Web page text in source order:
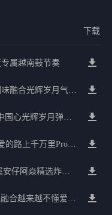
下载
属越南鼓节奏
经典好歌梦里水乡祝你平安金曲回味融合光辉岁月气氛中文兄弟串烧
中英文ClubDance慢慢嗨碰撞我的中国心光辉岁月弹鼓车载
夜店必放电鼓House外文超嗨联合爱的路上千万里Prog包房漫步上头
炸场EDM音乐大赛魅音街同步岑溪安仔阿焱精选炸场歌路串烧
全国粤语Club音乐送兄弟实录串烧融合越来越不懂爱的哲学遗憾专辑